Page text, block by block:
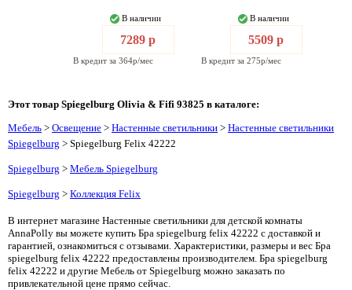
В наличии
7289 р
В кредит за 364р/мес
В наличии
5509 р
В кредит за 275р/мес
Этот товар Spiegelburg Olivia & Fifi 93825 в каталоге:
Мебель > Освещение > Настенные светильники > Настенные светильники
Spiegelburg > Spiegelburg Felix 42222
Spiegelburg > Мебель Spiegelburg
Spiegelburg > Коллекция Felix
В интернет магазине Настенные светильники для детской комнаты
AnnaPolly вы можете купить Бра spiegelburg felix 42222 с доставкой и
гарантией, ознакомиться с отзывами. Характеристики, размеры и вес Бра
spiegelburg felix 42222 предоставлены производителем. Бра spiegelburg
felix 42222 и другие Мебель от Spiegelburg можно заказать по
привлекательной цене прямо сейчас.